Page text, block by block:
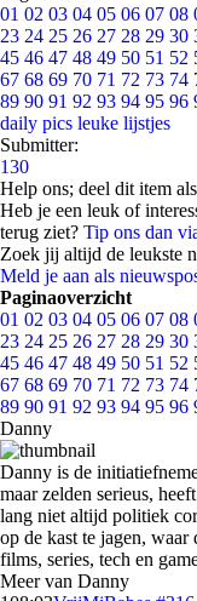
01 02 03 04 05 06 07 08
23 24 25 26 27 28 29 30
45 46 47 48 49 50 51 52
67 68 69 70 71 72 73 74
89 90 91 92 93 94 95 96
daily pics leuke lijstjes
Submitter:
130
Help ons; deel dit item
Heb je een leuk of
terug ziet? Tip ons dan
Zoek jij altijd de leukste
Meld je aan als
Paginaoverzicht
01 02 03 04 05 06 07 08
23 24 25 26 27 28 29 30
45 46 47 48 49 50 51 52
67 68 69 70 71 72 73 74
89 90 91 92 93 94 95 96
Danny
Danny is de
maar zelden serieus,
lang niet altijd politiek
op de kast te jagen,
films, series, tech en
Meer van Danny